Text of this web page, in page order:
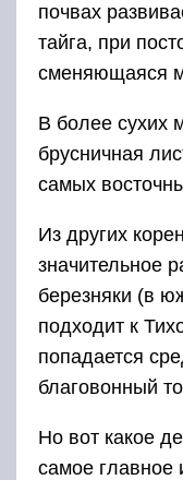
почвах
тайга, при
сменяющаяся
В более сухих
брусничная
самых
Из других
значительное
березняки (в
подходит к
попадается
благовонный
Но вот какое
самое главное